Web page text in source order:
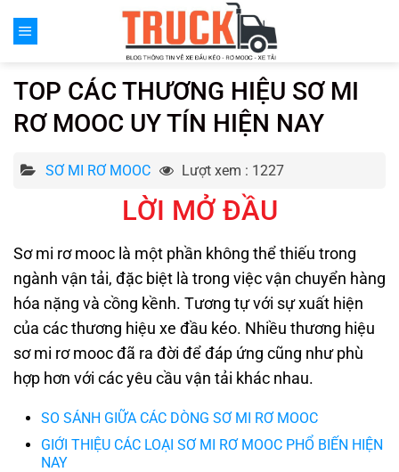
đến
TOP CÁC THƯƠNG HIỆU SƠ MI
RƠ MOOC UY TÍN HIỆN NAY
SƠ MI RƠ MOOC Lượt xem : 1227
LỜI MỞ ĐẦU
Sơ mi rơ mooc là một phần không thể thiếu trong
ngành vận tải, đặc biệt là trong việc vận chuyển hàng
hóa nặng và cồng kềnh. Tương tự với sự xuất hiện
của các thương hiệu xe đầu kéo. Nhiều thương hiệu
sơ mi rơ mooc đã ra đời để đáp ứng cũng như phù
hợp hơn với các yêu cầu vận tải khác nhau.
SO SÁNH GIỮA CÁC DÒNG SƠ MI RƠ MOOC
GIỚI THIỆU CÁC LOẠI SƠ MI RƠ MOOC PHỔ BIẾN HIỆN
NAY